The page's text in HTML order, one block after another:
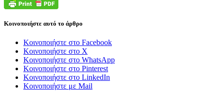
Κοινοποιήστε αυτό το άρθρο
Κοινοποιήστε στο Facebook
Κοινοποιήστε στο X
Κοινοποιήστε στο WhatsApp
Κοινοποιήστε στο Pinterest
Κοινοποιήστε στο LinkedIn
Κοινοποιήστε με Mail